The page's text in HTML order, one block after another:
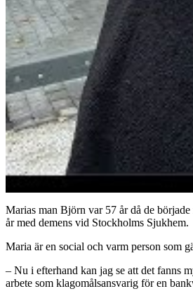
Marias man Björn var 57 år då de
år med demens vid Stockholms Sjukhem.
Maria är en social och varm person som
– Nu i efterhand kan jag se att det fanns
arbete som klagomålsansvarig för en